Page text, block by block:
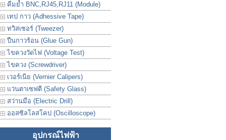
คีมย้ำ BNC,RJ45,RJ11 (Module)
เทป กาว (Adhessive Tape)
ทวิสเซอร์ (Tweezer)
ปืนกาวร้อน (Glue Gun)
ไขควงวัดไฟ (Voltage Test)
ไขควง (Screwdriver)
เวอร์เนีย (Vernier Calipers)
แว่นตาเซฟตี (Safety Glass)
สว่านมือ (Electric Drill)
ออสซิลโลสโคป (Oscilloscope)
อุปกรณ์ไฟฟ้า